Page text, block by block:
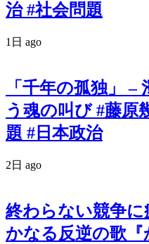
治 #社会問題
1日 ago
「千年の孤独」
う魂の叫び #藤原
題 #日本政治
2日 ago
終わらない競争
かなる反逆の歌